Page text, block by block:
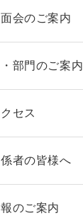
会のご案内
部門のご案内
セス
者の皆様へ
のご案内